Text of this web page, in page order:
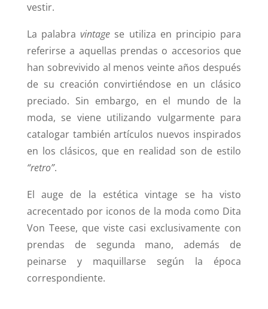
vestir.
La palabravintage se utiliza en principio para
referirse a aquellas prendas o accesorios que
han sobrevivido al menos veinte años después
de su creación convirtiéndose en un clásico
preciado. Sin embargo, en el mundo de la
moda, se viene utilizando vulgarmente para
catalogar también artículos nuevos inspirados
en los clásicos, que en realidad son de estilo
“retro”.
El auge de la estética vintage se ha visto
acrecentado por iconos de la moda como Dita
Von Teese, que viste casi exclusivamente con
prendas de segunda mano, además de
peinarse y maquillarse según la época
correspondiente.